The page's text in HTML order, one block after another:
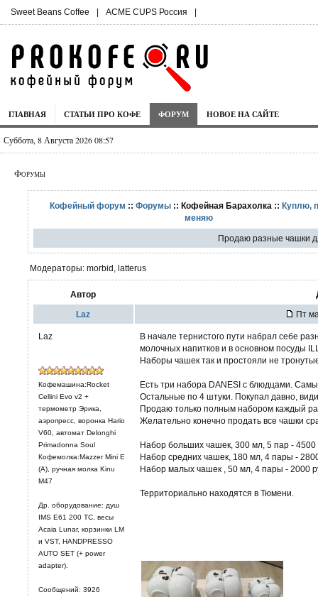
Sweet Beans Coffee | ACME CUPS Россия |
ГЛАВНАЯ СТАТЬИ ПРО КОФЕ ФОРУМ НОВОЕ НА САЙТЕ
Суббота, 8 Августа 2026 08:57
Форумы
Кофейный форум :: Форумы :: Кофейная Барахолка :: Куплю,
меняю
Продаю разные чашки
Модераторы: morbid, latterus
Автор
Laz Пт
Laz
Кофемашина:Rocket
Cellini Evo v2 +
термометр Эрика,
аэропресс, воронка Hario
V60, автомат Delonghi
Primadonna Soul
Кофемолка:Mazzer Mini E
(A), ручная молка Kinu
M47
Др. оборудование: душ
IMS E61 200 TC, весы
Acaia Lunar, корзинки LM
и VST, HANDPRESSO
AUTO SET (+ power
adapter).
Сообщений: 3926
В начале тернистого пути набрал себе
молочных напитков и в основном посуды
Наборы чашек так и простояли не
Есть три набора DANESI с блюдцами.
Остальные по 4 штуки. Покупал давно,
Продаю только полным набором каждый
Желательно конечно продать все чашки
Набор больших чашек, 300 мл, 5 пар - 4500
Набор средних чашек, 180 мл, 4 пары -
Набор малых чашек , 50 мл, 4 пары - 2000
Территориально находятся в Тюмени.